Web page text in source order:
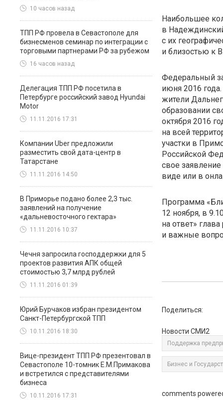
10 часов назад
ТПП РФ провела в Севастополе для
бизнесменов семинар по интеграции с
торговыми партнерами РФ за рубежом
16 часов назад
Делегация ТПП РФ посетила в
Петербурге российский завод Hyundai
Motor
11.11.2016 17:31
Компании Uber предложили
разместить свой дата-центр в
Татарстане
11.11.2016 14:50
В Приморье подано более 2,3 тыс.
заявлений на получение
«дальневосточного гектара»
11.11.2016 10:37
Чечня запросила господдержки для 5
проектов развития АПК общей
стоимостью 3,7 млрд рублей
11.11.2016 01:39
Юрий Бурчаков избран президентом
Санкт-Петербургской ТПП
10.11.2016 18:30
Вице-президент ТПП РФ презентовал в
Севастополе 10-томник Е.М.Примакова
и встретился с представителями
бизнеса
10.11.2016 17:31
Наибольшее
в
с их
и близостью к
Федеральный
июня 2016
жители
образовании
октября 2016
на всей
участки в
Российской
свое
виде или в
Программа
12 ноября, в
на ответ»
и важные
Поделиться:
Новости СМИ2
Поддержка
Бизнес и
comments